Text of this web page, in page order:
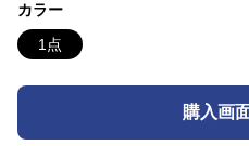
カラー
1点
購入画